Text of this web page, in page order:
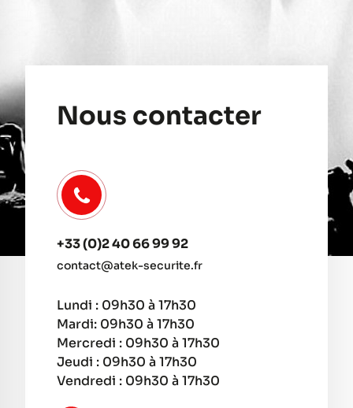
Nous contacter
+33 (0)2 40 66 99 92
contact@atek-securite.fr
Lundi : 09h30 à 17h30
Mardi: 09h30 à 17h30
Mercredi : 09h30 à 17h30
Jeudi : 09h30 à 17h30
Vendredi : 09h30 à 17h30